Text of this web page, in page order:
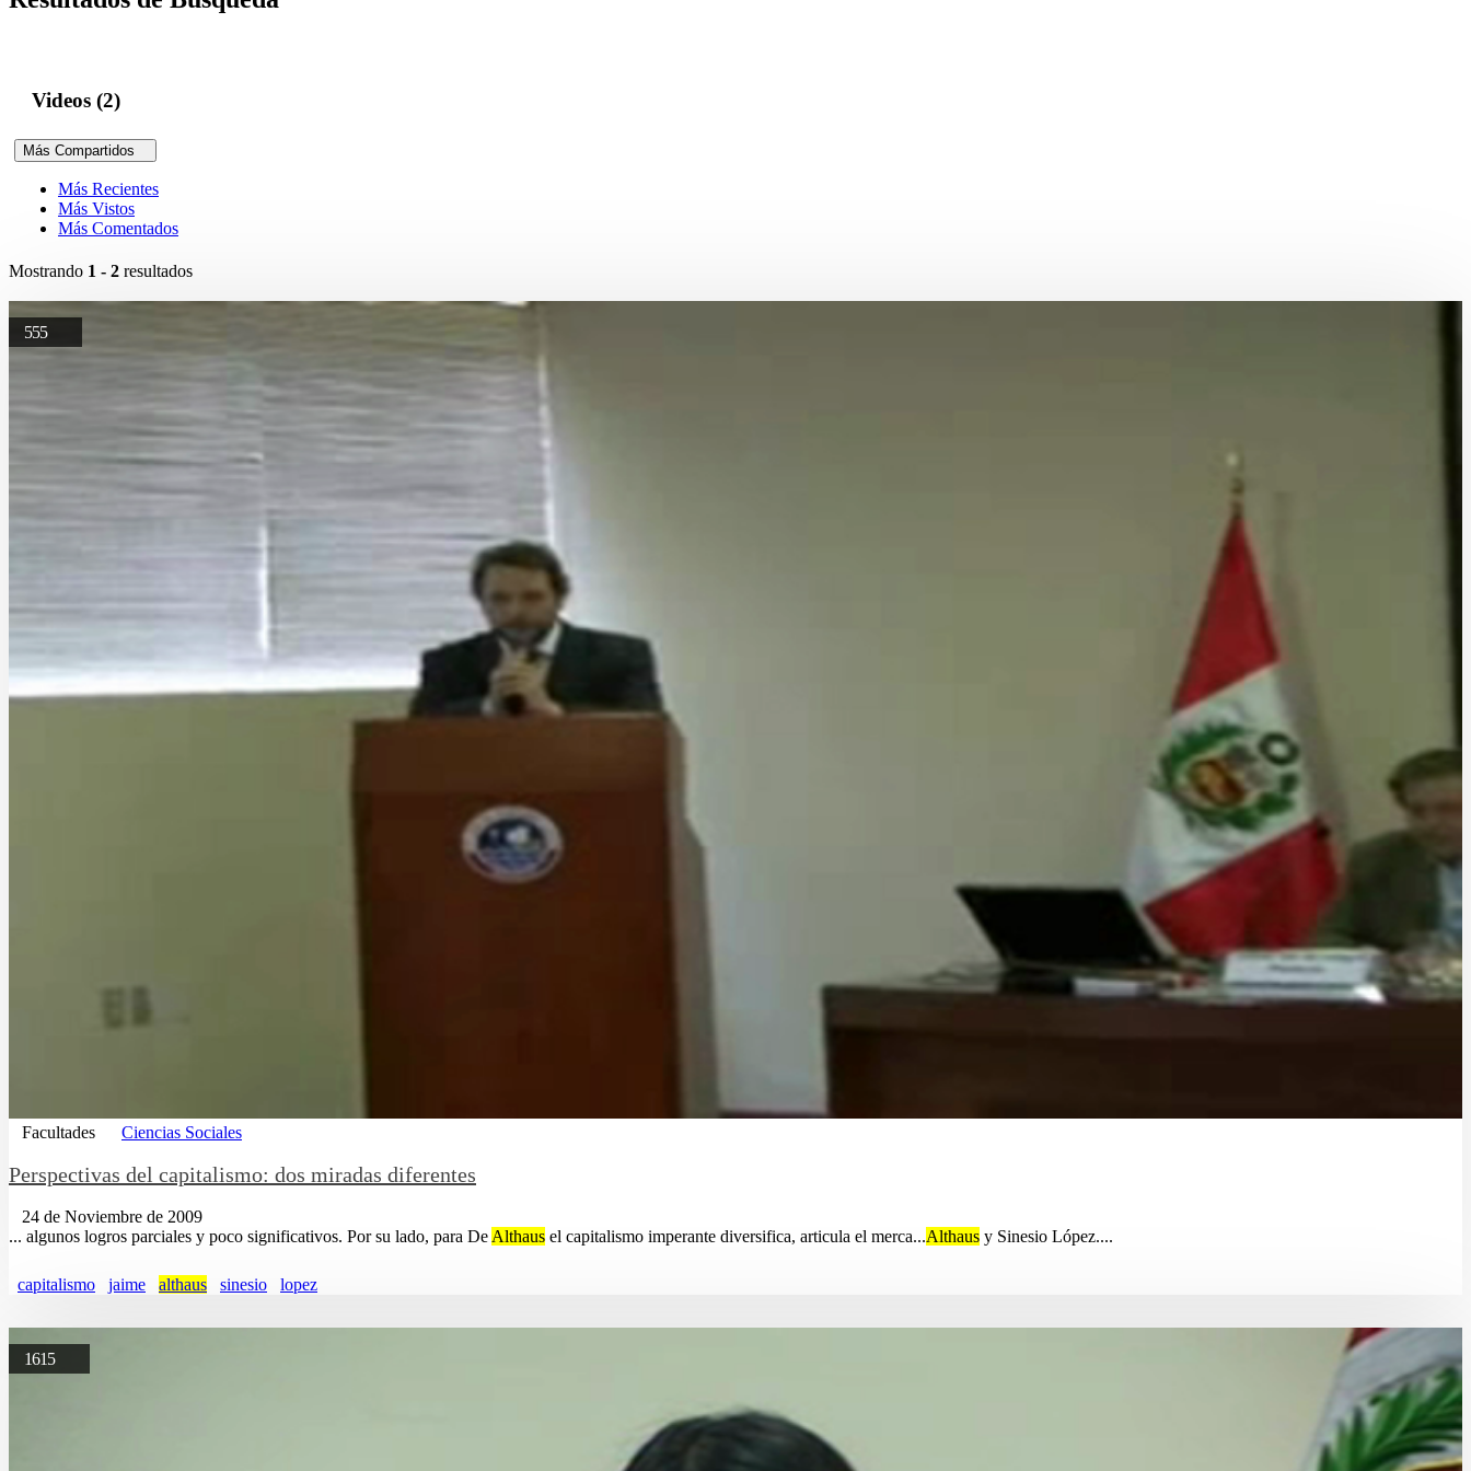
Videos (2)
Más Compartidos
Más Recientes
Más Vistos
Más Comentados
Mostrando 1 - 2 resultados
555
Facultades Ciencias Sociales
Perspectivas del capitalismo: dos miradas diferentes
24 de Noviembre de 2009
... algunos logros parciales y poco significativos. Por su lado, para De Althaus el capitalismo imperante diversifica, articula el merca...Althaus y Sinesio López....
capitalismo jaime althaus sinesio lopez
1615